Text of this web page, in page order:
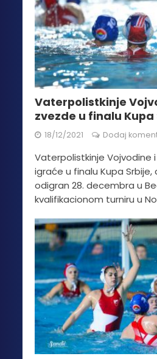
Vaterpolistkinje
zvezde u finalu Kupa
18/12/2021 Dodaj
Vaterpolistkinje Vojvodine
igraće u finalu Kupa
odigran 28. decembra u
kvalifikacionom turniru u